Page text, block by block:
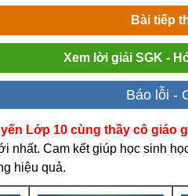
Bài tiếp
Xem lời giải SGK -
Báo lỗi -
Lớp 10 cùng thầy cô giáo
nhất. Cam kết giúp học sinh
hiệu quả.